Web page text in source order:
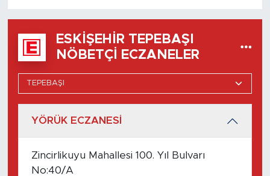
ESKIŞEHIR TEPEBAŞI
NÖBETÇI ECZANELER
YÖRÜK ECZANESİ
Zincirlikuyu Mahallesi 100. Yıl Bulvarı
No:40/A